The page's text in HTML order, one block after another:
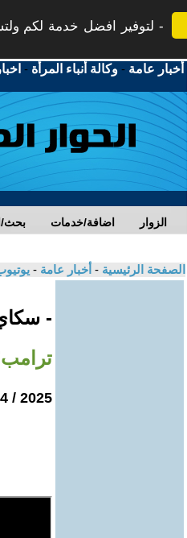
لتوفير افضل خدمة لكم
أخبار عامة -وكالة أنباء المرأة -
بحث/ اضافة/خدمات الزوار
الصفحة الرئيسية - أخبار عامة -
-
2025 / 4 / 28